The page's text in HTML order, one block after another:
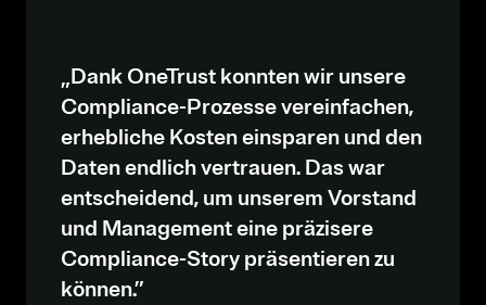
„Dank OneTrust konnten wir unsere
Compliance-Prozesse vereinfachen,
erhebliche Kosten einsparen und den
Daten endlich vertrauen. Das war
entscheidend, um unserem Vorstand
und Management eine präzisere
Compliance-Story präsentieren zu
können.”